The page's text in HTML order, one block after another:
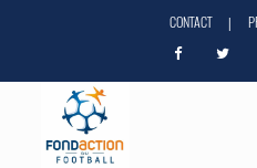
CONTACT |